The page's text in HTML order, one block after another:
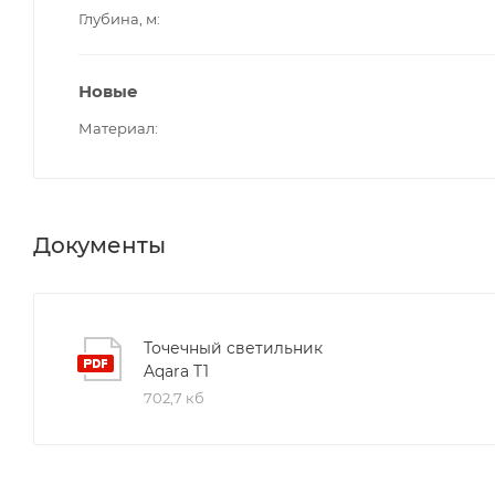
Глубина, м
Новые
Материал
Документы
Точечный светильник
Aqara T1
702,7 кб